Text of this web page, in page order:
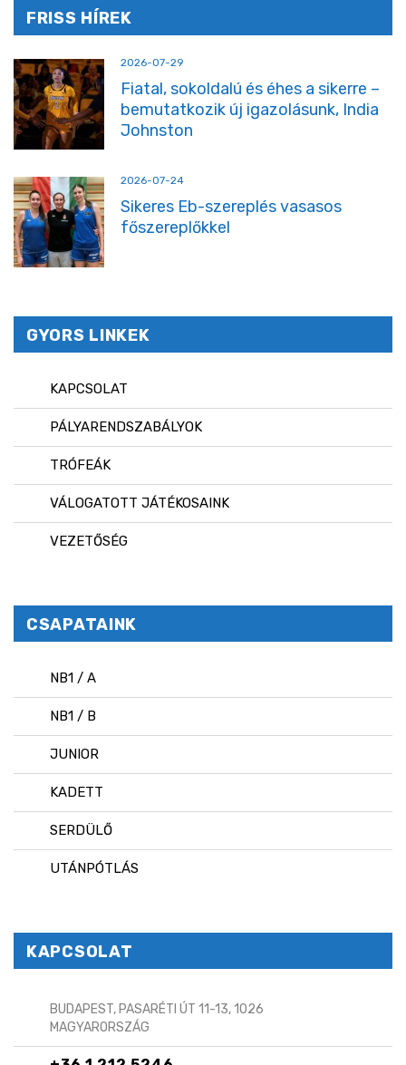
FRISS HÍREK
2026-07-29
Fiatal, sokoldalú és éhes a sikerre –
bemutatkozik új igazolásunk, India
Johnston
2026-07-24
Sikeres Eb-szereplés vasasos
főszereplőkkel
GYORS LINKEK
KAPCSOLAT
PÁLYARENDSZABÁLYOK
TRÓFEÁK
VÁLOGATOTT JÁTÉKOSAINK
VEZETŐSÉG
CSAPATAINK
NB1 / A
NB1 / B
JUNIOR
KADETT
SERDÜLŐ
UTÁNPÓTLÁS
KAPCSOLAT
BUDAPEST, PASARÉTI ÚT 11-13, 1026
MAGYARORSZÁG